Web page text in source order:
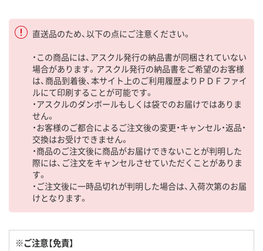
直送品のため、以下の点にご注意ください。
・この商品には、アスクル発行の納品書が同梱されていない
場合があります。アスクル発行の納品書をご希望のお客様
は、商品到着後、本サイト上のご利用履歴よりＰＤＦファイ
ルにて印刷することが可能です。
・アスクルのダンボールもしくは袋でのお届けではありま
せん。
・お客様のご都合によるご注文後の変更・キャンセル・返品・
交換はお受けできません。
・商品のご注文後に商品がお届けできないことが判明した
際には、ご注文をキャンセルさせていただくことがありま
す。
・ご注文後に一時品切れが判明した場合は、入荷次第のお届
けとなります。
※ご注意【免責】